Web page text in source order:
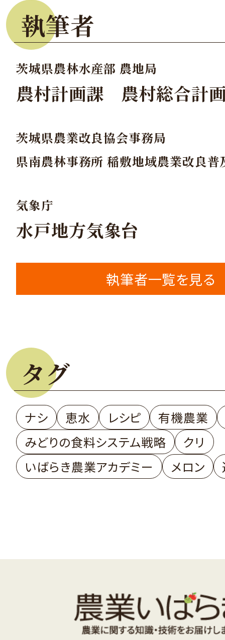
執筆者
茨城県農林水産部 農地局
農村計画課 農村総合計
茨城県農業改良協会事務局
県南農林事務所 稲敷地域農業改良普
気象庁
水戸地方気象台
執筆者一覧を見る
タグ
ナシ 恵水 レシピ
有機農業
みどりの食料システム戦略
クリ
いばらき農業アカデミー
メロン